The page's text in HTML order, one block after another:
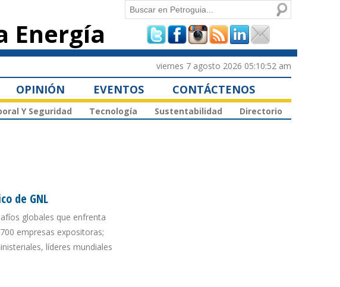
Energía
Formulario de
búsqueda
Buscar
viernes 7 agosto 2026 05:10:52 am
OPINIÓN EVENTOS CONTÁCTENOS
Y Seguridad Tecnología Sustentabilidad Directorio
de GNL
globales que enfrenta
empresas expositoras;
líderes mundiales